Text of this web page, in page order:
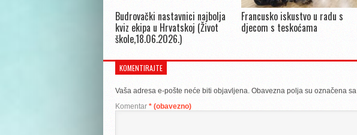
Budrovački nastavnici najbolja
kviz ekipa u Hrvatskoj (Život
škole,18.06.2026.)
Francusko iskustvo u radu s
djecom s teskoćama
KOMENTIRAJTE
Vaša adresa e-pošte neće biti objavljena. Obavezna polja su označena sa
Komentar * (obavezno)